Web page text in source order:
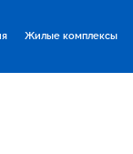
Жилые комплексы